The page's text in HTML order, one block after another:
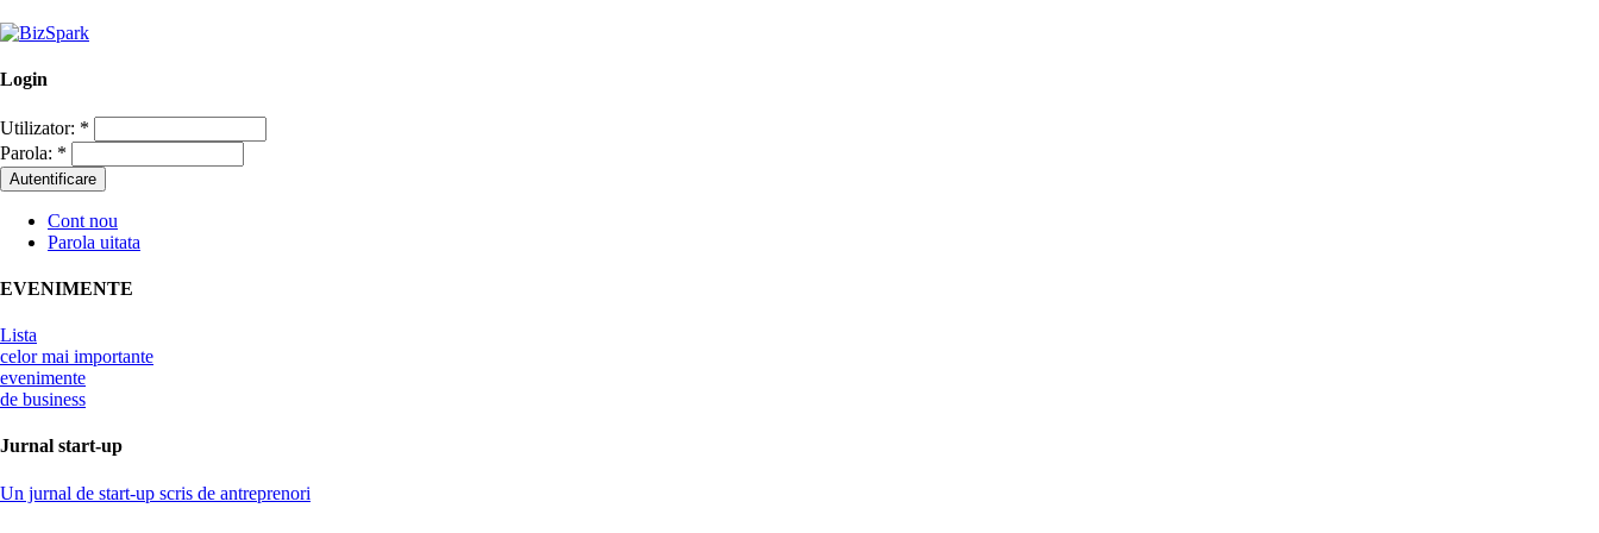
Login
Utilizator: *
Parola: *
Cont nou
Parola uitata
EVENIMENTE
Lista
celor mai importante
evenimente
de business
Jurnal start-up
Un jurnal de start-up scris de antreprenori